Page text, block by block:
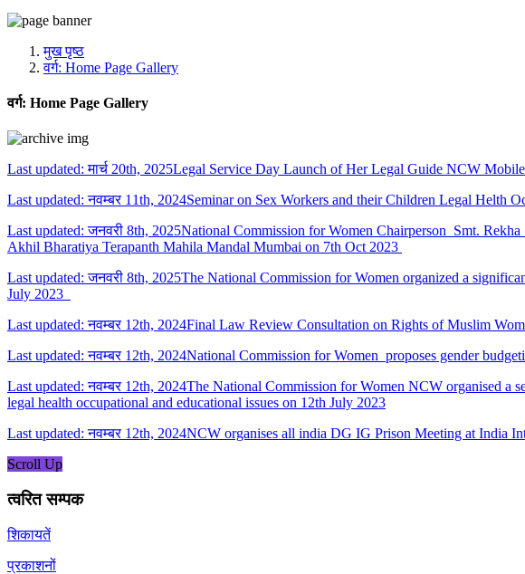
मुख पृष्ठ
वर्ग: Home Page Gallery
वर्ग: Home Page Gallery
Last updated: मार्च 20th, 2025Legal Service Day Launch of Her Legal Guide NCW
Last updated: नवम्बर 11th, 2024Seminar on Sex Workers and their Children Legal Helth
Last updated: जनवरी 8th, 2025National Commission for Women Chairperson Smt.
Akhil Bharatiya Terapanth Mahila Mandal Mumbai on 7th Oct 2023
Last updated: जनवरी 8th, 2025The National Commission for Women organized a
July 2023
Last updated: नवम्बर 12th, 2024Final Law Review Consultation on Rights of Muslim
Last updated: नवम्बर 12th, 2024National Commission for Women proposes gender
Last updated: नवम्बर 12th, 2024The National Commission for Women NCW organised
legal health occupational and educational issues on 12th July 2023
Last updated: नवम्बर 12th, 2024NCW organises all india DG IG Prison Meeting at India
Scroll Up
त्वरित सम्पक
शिकायतें
प्रकाशनों